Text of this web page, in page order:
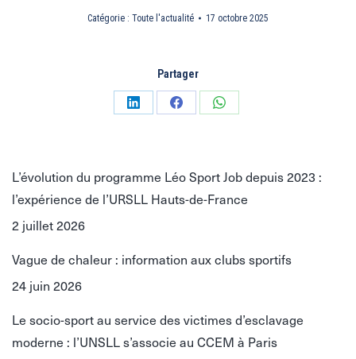
Catégorie : Toute l'actualité 17 octobre 2025
Partager
PartagerPartagerPartager
L’évolution du programme Léo Sport Job depuis 2023 :
l’expérience de l’URSLL Hauts-de-France
2 juillet 2026
Vague de chaleur : information aux clubs sportifs
24 juin 2026
Le socio-sport au service des victimes d’esclavage
moderne : l’UNSLL s’associe au CCEM à Paris